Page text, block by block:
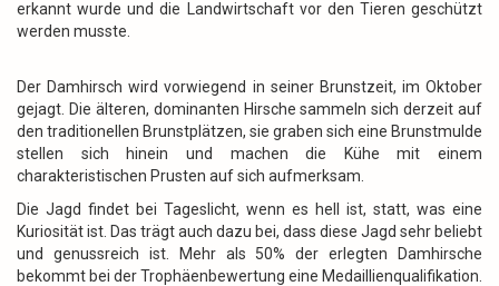
erkannt wurde und die Landwirtschaft vor den Tieren geschützt
werden musste.
Der Damhirsch wird vorwiegend in seiner Brunstzeit, im Oktober
gejagt. Die älteren, dominanten Hirsche sammeln sich derzeit auf
den traditionellen Brunstplätzen, sie graben sich eine Brunstmulde
stellen sich hinein und machen die Kühe mit einem
charakteristischen Prusten auf sich aufmerksam.
Die Jagd findet bei Tageslicht, wenn es hell ist, statt, was eine
Kuriosität ist. Das trägt auch dazu bei, dass diese Jagd sehr beliebt
und genussreich ist. Mehr als 50% der erlegten Damhirsche
bekommt bei der Trophäenbewertung eine Medaillienqualifikation.